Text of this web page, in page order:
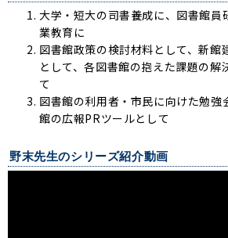
大学・短大の司書養成に、図書館員
業教育に
図書館政策の検討材料として、新館
として、各図書館の抱えた課題の解
て
図書館の利用者・市民に向けた勉強
館の広報PRツールとして
野末先生のシリーズ紹介動画